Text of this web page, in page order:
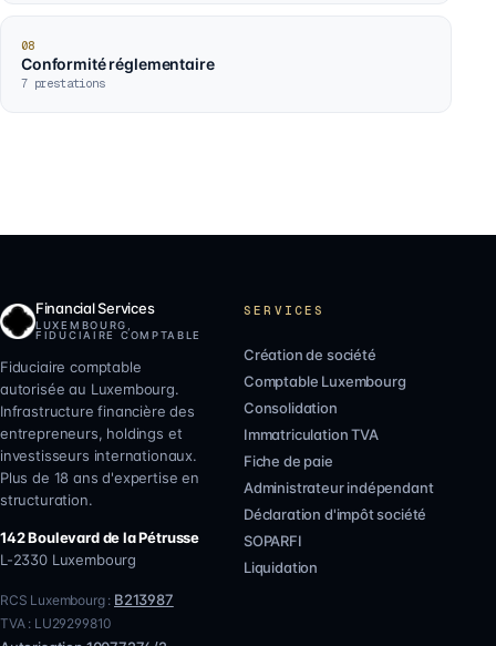
08
Conformité réglementaire
7 prestations
Financial Services
LUXEMBOURG,
FIDUCIAIRE COMPTABLE
Fiduciaire comptable
autorisée au Luxembourg.
Infrastructure financière des
entrepreneurs, holdings et
investisseurs internationaux.
Plus de 18 ans d'expertise en
structuration.
142 Boulevard de la Pétrusse
L-2330 Luxembourg
RCS Luxembourg : B213987
TVA : LU29299810
SERVICES
Création de société
Comptable Luxembourg
Consolidation
Immatriculation TVA
Fiche de paie
Administrateur indépendant
Déclaration d'impôt société
SOPARFI
Liquidation